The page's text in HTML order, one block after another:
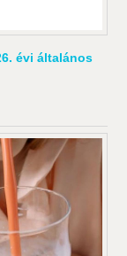
évi általános